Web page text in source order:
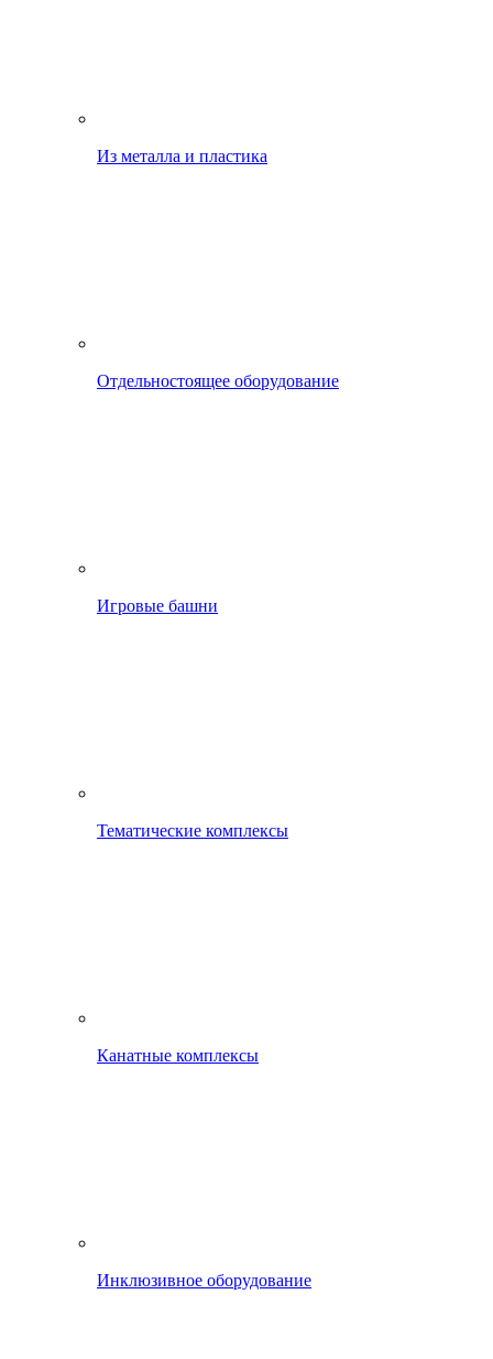
Из металла и пластика
Отдельностоящее оборудование
Игровые башни
Тематические комплексы
Канатные комплексы
Инклюзивное оборудование